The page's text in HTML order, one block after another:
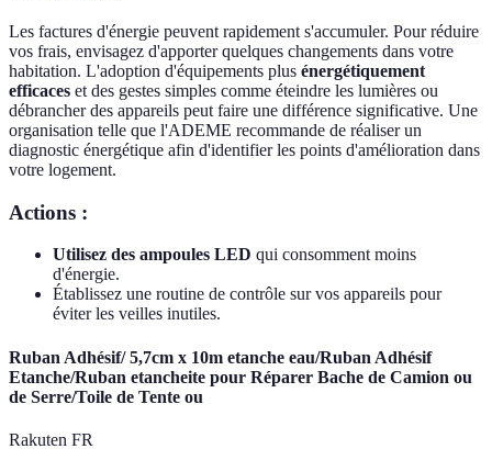
Les factures d'énergie peuvent rapidement s'accumuler. Pour réduire
vos frais, envisagez d'apporter quelques changements dans votre
habitation. L'adoption d'équipements plus énergétiquement
efficaces et des gestes simples comme éteindre les lumières ou
débrancher des appareils peut faire une différence significative. Une
organisation telle que l'ADEME recommande de réaliser un
diagnostic énergétique afin d'identifier les points d'amélioration dans
votre logement.
Actions :
Utilisez des ampoules LED qui consomment moins
d'énergie.
Établissez une routine de contrôle sur vos appareils pour
éviter les veilles inutiles.
Ruban Adhésif/ 5,7cm x 10m etanche eau/Ruban Adhésif
Etanche/Ruban etancheite pour Réparer Bache de Camion ou
de Serre/Toile de Tente ou
Rakuten FR